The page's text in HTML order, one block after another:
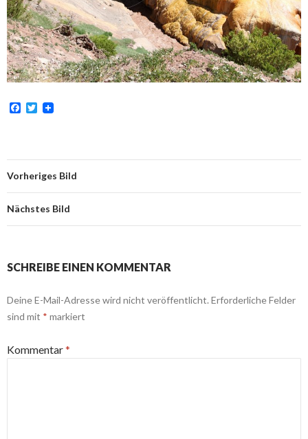
F
o
o
T
e
r
Vorheriges Bild
Nächstes Bild
SCHREIBE EINEN KOMMENTAR
Deine E-Mail-Adresse wird nicht veröffentlicht. Erforderliche Felder
sind mit * markiert
Kommentar*